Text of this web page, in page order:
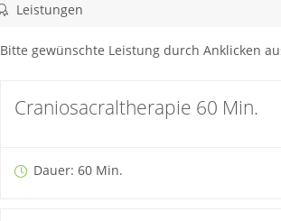
Leistungen
Bitte gewünschte Leistung durch Anklicken
Craniosacraltherapie 60 Min.
Dauer: 60 Min.